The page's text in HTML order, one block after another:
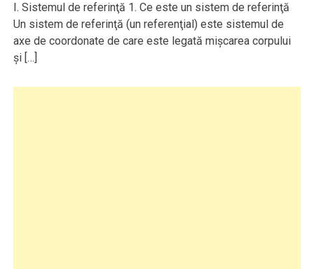
I. Sistemul de referinţă 1. Ce este un sistem de referinţă
Un sistem de referinţă (un referenţial) este sistemul de
axe de coordonate de care este legată mişcarea corpului
şi […]